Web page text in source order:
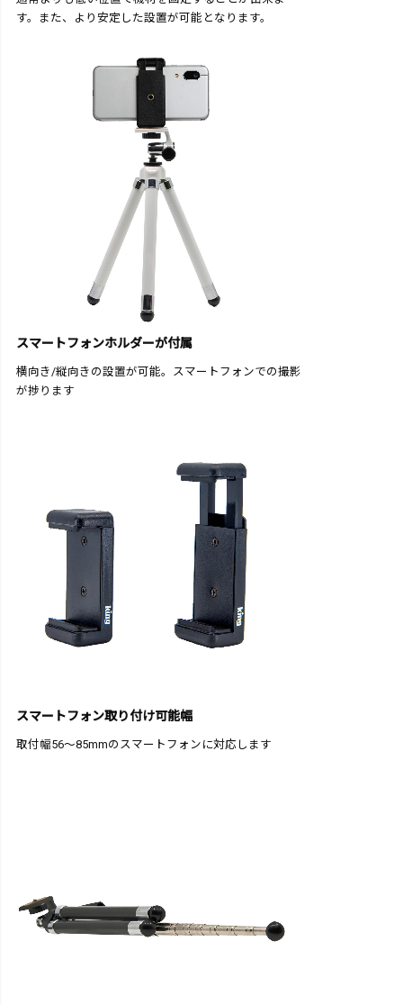
す。また、より安定した設置が可能となります。
スマートフォンホルダーが付属
横向き/縦向きの設置が可能。スマートフォンでの撮影
が捗ります
スマートフォン取り付け可能幅
取付幅56～85mmのスマートフォンに対応します